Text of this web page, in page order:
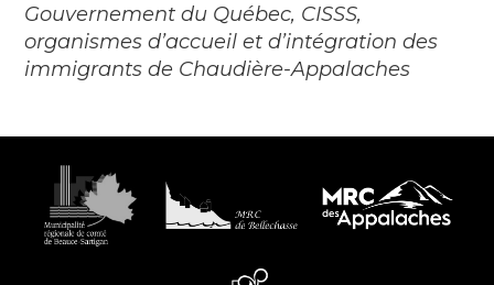
Gouvernement du Québec, CISSS,
organismes d’accueil et d’intégration des
immigrants de Chaudière-Appalaches